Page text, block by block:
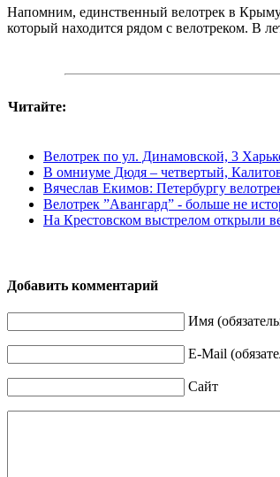
Напомним, единственный велотрек в
который находится рядом с велотреком. В
Читайте:
Велотрек по ул. Динамовской, 3
В омниуме Дюдя – четвертый,
Вячеслав Екимов: Петербургу
Велотрек ”Авангард” - больше не
На Крестовском выстрелом открыли
Добавить комментарий
Имя
E-Mail
Сайт